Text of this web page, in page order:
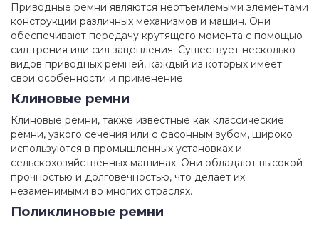
Приводные ремни являются неотъемлемыми элементами
конструкции различных механизмов и машин. Они
обеспечивают передачу крутящего момента с помощью
сил трения или сил зацепления. Существует несколько
видов приводных ремней, каждый из которых имеет
свои особенности и применение:
Клиновые ремни
Клиновые ремни, также известные как классические
ремни, узкого сечения или с фасонным зубом, широко
используются в промышленных установках и
сельскохозяйственных машинах. Они обладают высокой
прочностью и долговечностью, что делает их
незаменимыми во многих отраслях.
Поликлиновые ремни